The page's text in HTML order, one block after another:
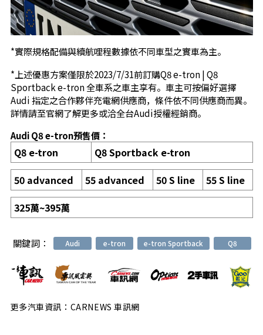
*實際規格配備與續航哩程數據依不同車型之實車為主。
*上述優惠方案僅限於2023/7/31前訂購Q8 e-tron | Q8
Sportback e-tron 全車系之車主享有。車主可按偏好選擇
Audi 指定之合作夥伴充電網供應商，條件依不同供應商而異。
詳情請至官網了解更多或洽全台Audi授權經銷商。
Audi Q8 e-tron預售價：
Q8 e-tron
Q8 Sportback e-tron
50 advanced
55 advanced 50 S line
55 S line
325萬~395萬
關鍵詞： Audi e-tron e-tron Sportback Q8
更多汽車資訊：CARNEWS 車訊網